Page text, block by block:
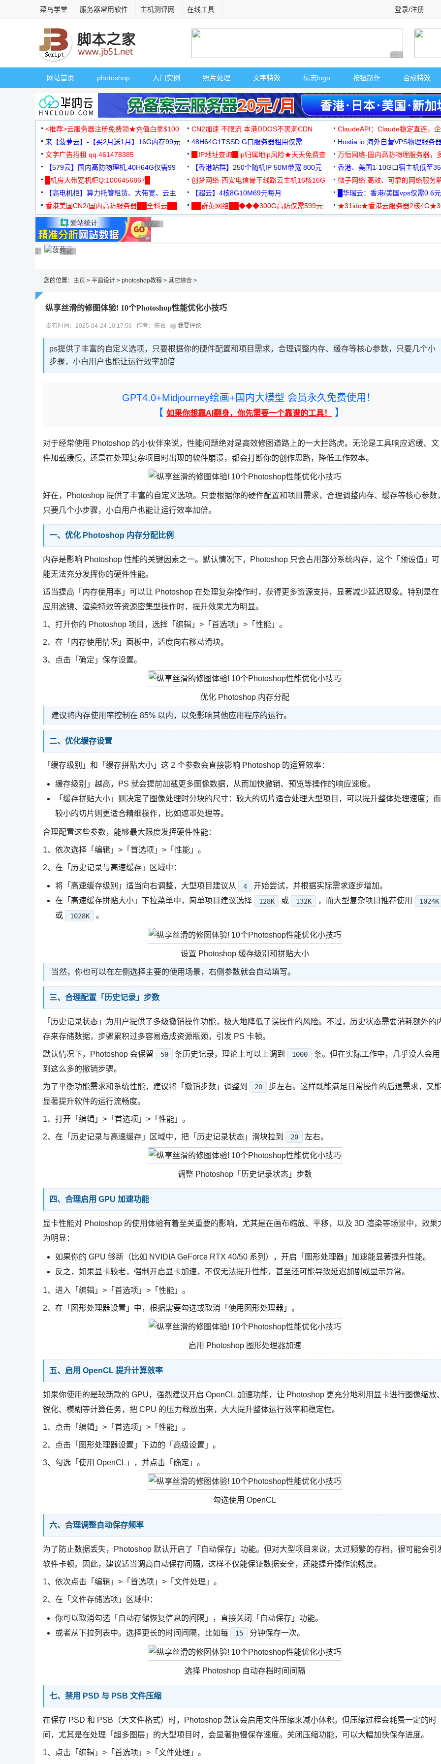
菜鸟学堂 服务器常用软件 主机测评网 在线工具 登录/注册
广告 商业广告，理
网站首页 photoshop 入门实例 照片处理 文字特效 标志logo 按钮制作 合成特效
<推荐>云服务器注册免费领★充值白拿$100 CN2加速 不限流 本港DDOS不黑洞CDN
ClaudeAPI：Claude稳定直连，
来【菠萝云】-【买2月送1月】16G内存99元
48H64G1TSSD G口服务器租用仅需
3000+可免费测试
Hostia.io 海外自营VPS物理服务
文字广告招租 qq:461478385
▉IP地址查询▉ip归属地ip风险★天天免费查
万恒网络-国内高防物理服务器，
99元/月起
【579云】国内高防物理机,40H64G仅需99
元
【香港站群】250个随机IP 50M带宽 800元
香港、美国1-10G口宿主机低至
█机房大带宽机柜Q:1006456867█
创梦网络-西安电信骨干线路云主机16核16G
88元/月
微子网络 高效、可靠的网络服务
【高电机柜】算力托管租赁、大带宽、云主
机
【超云】4核8G10M69元每月
█华瑞云：香港/美国vps仅需0.6
香港美国CN2/国内高防服务器██全科云██
██群英网络██◆◆◆300G高防仅需599元
★31idc★香港云服务器2核
广告 商业广告，理性选择
广告 商业广告，理性选择
广告 商业广告，理性选择
广告 商业广告，理性选择
广告 商业广告，理性选择
广告 商业广告，理性选择
广告 商业广告，理性选择
广告 商业广告，理性选择广告 商业广告，理性选择
广告 商业广告，理性选择
您的位置： 主页 > 平面设计 > photoshop教程 > 其它综合 >
纵享丝滑的修图体验! 10个Photoshop性能优化小技巧
发布时间：2025-04-24 10:17:56 作者：佚名 我要评论
ps提供了丰富的自定义选项，只要根据你的硬件配置和项目需求，合理调整内存、缓存等核心参数，只要几个小
步骤，小白用户也能让运行效率加倍
GPT4.0+Midjourney绘画+国内大模型 会员永久免费使用！
【 如果你想靠AI翻身，你先需要一个靠谱的工具！ 】
对于经常使用 Photoshop 的小伙伴来说，性能问题绝对是高效修图道路上的一大拦路虎。无论是工具响应迟缓、文
件加载缓慢，还是在处理复杂项目时出现的软件崩溃，都会打断你的创作思路，降低工作效率。
好在，Photoshop 提供了丰富的自定义选项。只要根据你的硬件配置和项目需求，合理调整内存、缓存等核心参数
只要几个小步骤，小白用户也能让运行效率加倍。
一、优化 Photoshop 内存分配比例
内存是影响 Photoshop 性能的关键因素之一。默认情况下，Photoshop 只会占用部分系统内存，这个「预设值」可
能无法充分发挥你的硬件性能。
适当提高「内存使用率」可以让 Photoshop 在处理复杂操作时，获得更多资源支持，显著减少延迟现象。特别是在
应用滤镜、渲染特效等资源密集型操作时，提升效果尤为明显。
1、打开你的 Photoshop 项目，选择「编辑」>「首选项」>「性能」。
2、在「内存使用情况」面板中，适度向右移动滑块。
3、点击「确定」保存设置。
优化 Photoshop 内存分配
建议将内存使用率控制在 85% 以内，以免影响其他应用程序的运行。
二、优化缓存设置
「缓存级别」和「缓存拼贴大小」这 2 个参数会直接影响 Photoshop 的运算效率：
缓存级别」越高，PS 就会提前加载更多图像数据，从而加快撤销、预览等操作的响应速度。
「缓存拼贴大小」则决定了图像处理时分块的尺寸：较大的切片适合处理大型项目，可以提升整体处理速度；而
较小的切片则更适合精细操作，比如遮罩处理等。
合理配置这些参数，能够最大限度发挥硬件性能：
1、依次选择「编辑」>「首选项」>「性能」。
2、在「历史记录与高速缓存」区域中：
将「高速缓存级别」适当向右调整，大型项目建议从 4
开始尝试，并根据实际需求逐步增加。
在「高速缓存拼贴大小」下拉菜单中，简单项目建议选择
128K 或 132K ，而大型复杂项目推荐使用 1024K
或 1028K 。
设置 Photoshop 缓存级别和拼贴大小
当然，你也可以在左侧选择主要的使用场景，右侧参数就会自动填写。
三、合理配置「历史记录」步数
「历史记录状态」为用户提供了多级撤销操作功能，极大地降低了误操作的风险。不过，历史状态需要消耗额外的
存来存储数据，步骤累积过多容易造成资源瓶颈，引发 PS 卡顿。
默认情况下，Photoshop 会保留 50 条历史记录，理论上可以上调到 1000
条。但在实际工作中，几乎没人会用
到这么多的撤销步骤。
为了平衡功能需求和系统性能，建议将「撤销步数」调整到 20
步左右。这样既能满足日常操作的后退需求，又
显著提升软件的运行流畅度。
1、打开「编辑」>「首选项」>「性能」。
2、在「历史记录与高速缓存」区域中，把「历史记录状态」滑块拉到 20 左右。
调整 Photoshop「历史记录状态」步数
四、合理启用 GPU 加速功能
显卡性能对 Photoshop 的使用体验有着至关重要的影响，尤其是在画布缩放、平移，以及 3D 渲染等场景中，效果
为明显：
如果你的 GPU 够新（比如 NVIDIA GeForce RTX 40/50 系列），开启「图形处理器」加速能显著提升性能。
反之，如果显卡较老，强制开启显卡加速，不仅无法提升性能，甚至还可能导致延迟加剧或显示异常。
1、进入「编辑」>「首选项」>「性能」。
2、在「图形处理器设置」中，根据需要勾选或取消「使用图形处理器」。
启用 Photoshop 图形处理器加速
五、启用 OpenCL 提升计算效率
如果你使用的是较新款的 GPU，强烈建议开启 OpenCL 加速功能，让 Photoshop 更充分地利用显卡进行图像缩放
锐化、模糊等计算任务，把 CPU 的压力释放出来，大大提升整体运行效率和稳定性。
1、点击「编辑」>「首选项」>「性能」。
2、点击「图形处理器设置」下边的「高级设置」。
3、勾选「使用 OpenCL」，并点击「确定」。
勾选使用 OpenCL
六、合理调整自动保存频率
为了防止数据丢失，Photoshop 默认开启了「自动保存」功能。但对大型项目来说，太过频繁的存档，很可能会引
软件卡顿。因此，建议适当调高自动保存间隔，这样不仅能保证数据安全，还能提升操作流畅度。
1、依次点击「编辑」>「首选项」>「文件处理」。
2、在「文件存储选项」区域中：
你可以取消勾选「自动存储恢复信息的间隔」，直接关闭「自动保存」功能。
或者从下拉列表中。选择更长的时间间隔，比如每
15 分钟保存一次。
选择 Photoshop 自动存档时间间隔
七、禁用 PSD 与 PSB 文件压缩
在保存 PSD 和 PSB（大文件格式）时，Photoshop 默认会启用文件压缩来减小体积。但压缩过程会耗费一定的时
间，尤其是在处理「超多图层」的大型项目时，会显著拖慢保存速度。关闭压缩功能，可以大幅加快保存进度。
1、点击「编辑」>「首选项」>「文件处理」。